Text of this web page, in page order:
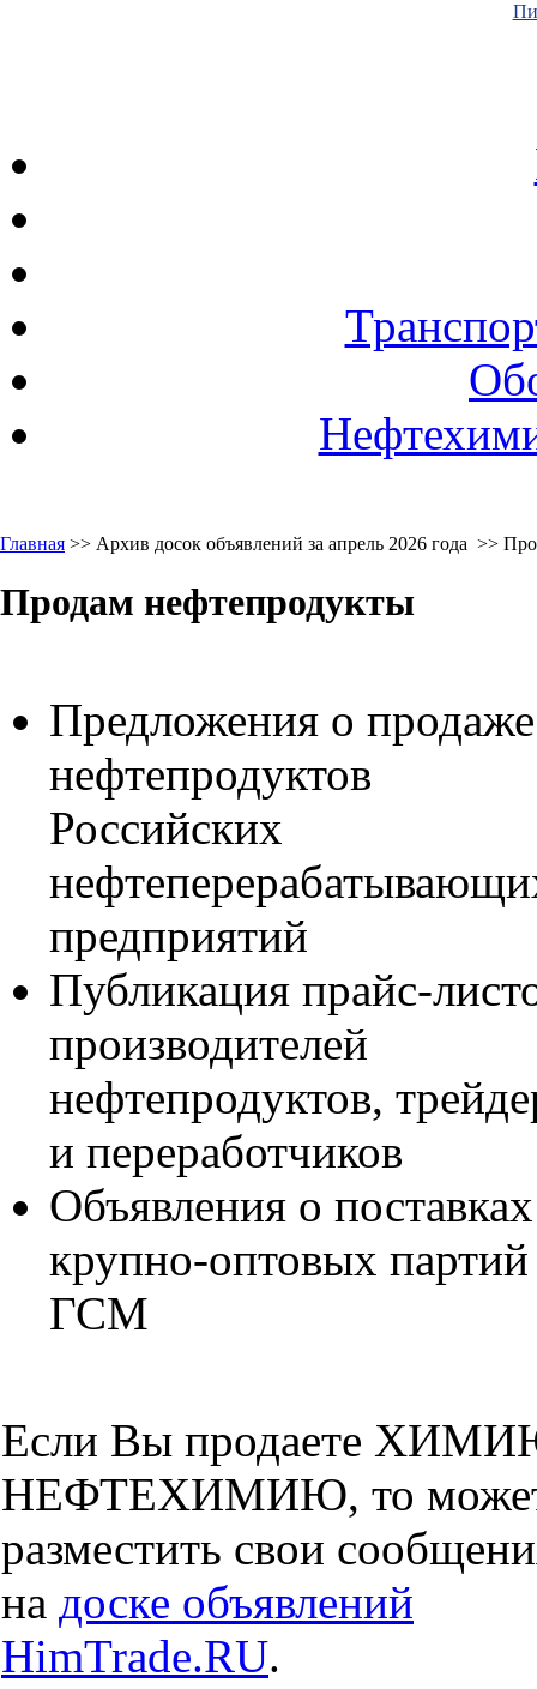
Главная >> Архив досок объявлений за апрель 2026 года >>
Продам нефтепродукты
Предложения о продаже
нефтепродуктов
Российских
предприятий
Публикация прайс-
производителей
нефтепродуктов,
и переработчиков
Объявления о поставках
крупно-оптовых партий
ГСМ
Если Вы продаете
НЕФТЕХИМИЮ, то
разместить свои
на доске объявлений
HimTrade.RU.